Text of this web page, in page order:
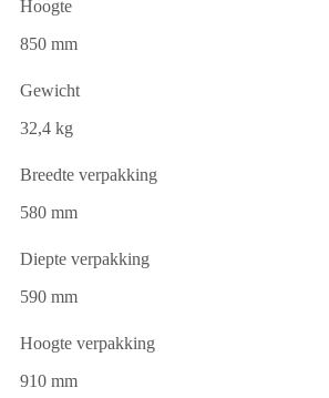
Hoogte
850 mm
Gewicht
32,4 kg
Breedte verpakking
580 mm
Diepte verpakking
590 mm
Hoogte verpakking
910 mm